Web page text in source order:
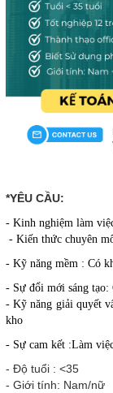
*YÊU CẦU:
- Kinh nghiệm làm
- Kiến thức chuyên
- Kỹ năng mềm : Có
- Sự đổi mới sáng tạo:
- Kỹ năng giải quyết
kho
- Sự cam kết :Làm
- Độ tuổi : <35
- Giới tính: Nam/nữ